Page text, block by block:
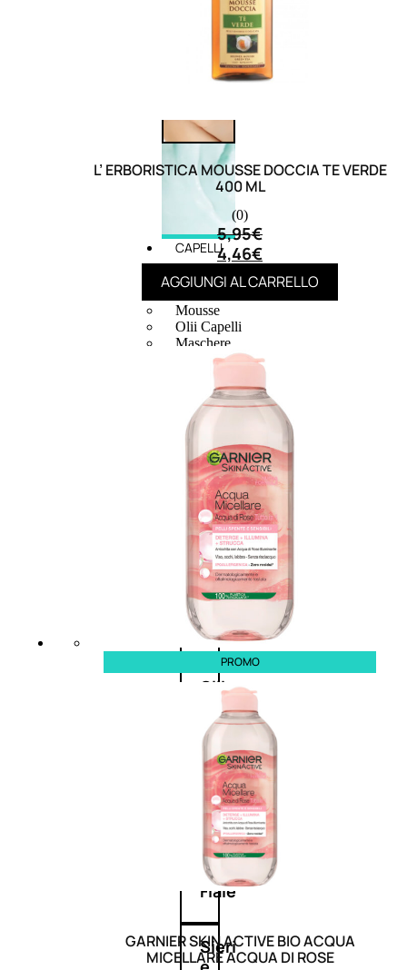
Trattamento
anticellulite
Cofanetti
trattamento
CAPELLI
Shampoo
Mousse
Olii Capelli
Maschere
Lozioni
Sieri e Cristalli
Spray
Cera e Crema
Gel Capelli
Colorazione
Shampoo
Balsamo
Mousse
Olii
capelli
Maschere
Lozioni
Fiale
Sieri
L’ ERBORISTICA MOUSSE DOCCIA TE VERDE
400 ML
(0)
5,95€
4,46€
AGGIUNGI AL CARRELLO
PROMO
GARNIER SKIN ACTIVE BIO ACQUA
MICELLARE ACQUA DI ROSE